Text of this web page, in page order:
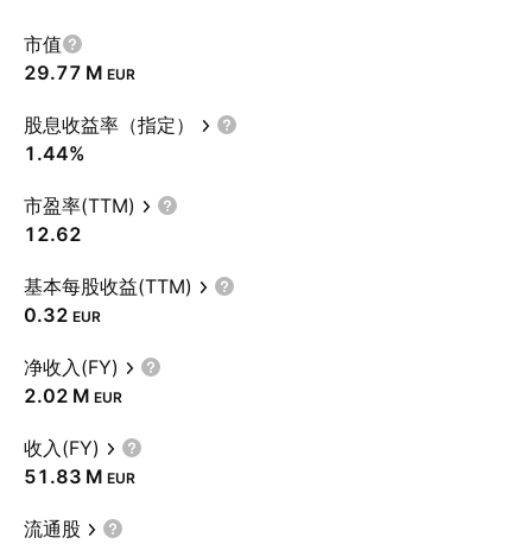
市值
‪29.77 M‬ EUR
股息收益率（指定）
1.44%
市盈率(TTM)
12.62
基本每股收益(TTM)
0.32 EUR
净收入(FY)
‪2.02 M‬ EUR
收入(FY)
‪51.83 M‬ EUR
流通股